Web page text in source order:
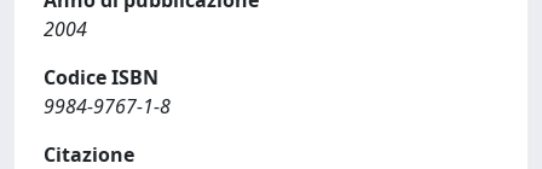
2004
Codice ISBN
9984-9767-1-8
Citazione